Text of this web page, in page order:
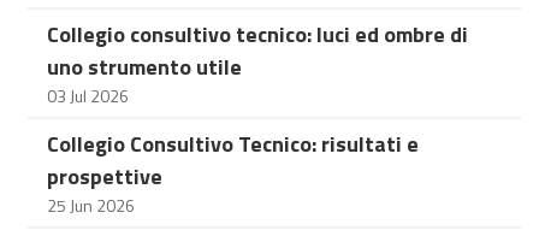
Collegio consultivo tecnico: luci ed ombre di
uno strumento utile
03 Jul 2026
Collegio Consultivo Tecnico: risultati e
prospettive
25 Jun 2026